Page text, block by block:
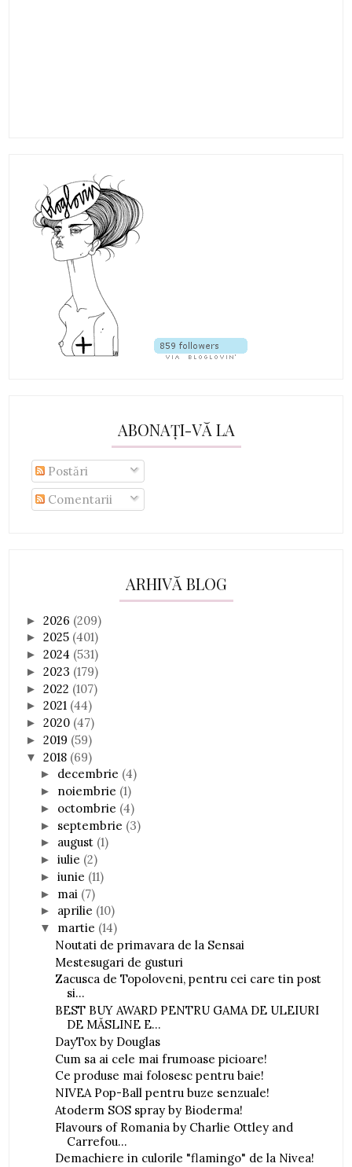
ABONAȚI-VĂ LA
Postări
Comentarii
ARHIVĂ BLOG
►2026 (209)
►2025 (401)
►2024 (531)
►2023 (179)
►2022 (107)
►2021 (44)
►2020 (47)
►2019 (59)
▼2018 (69)
► decembrie (4)
► noiembrie (1)
► octombrie (4)
► septembrie (3)
► august (1)
►iulie (2)
►iunie (11)
► mai (7)
► aprilie (10)
▼ martie (14)
Noutati de primavara de la Sensai
Mestesugari de gusturi
Zacusca de Topoloveni, pentru cei care tin post
si...
BEST BUY AWARD PENTRU GAMA DE ULEIURI
DE MĂSLINE E...
DayTox by Douglas
Cum sa ai cele mai frumoase picioare!
Ce produse mai folosesc pentru baie!
NIVEA Pop-Ball pentru buze senzuale!
Atoderm SOS spray by Bioderma!
Flavours of Romania by Charlie Ottley and
Carrefou...
Demachiere in culorile "flamingo" de la Nivea!